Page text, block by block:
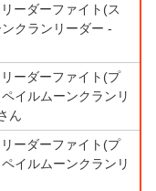
ーダーファイト(ス
クランリーダー -
ーダーファイト(プ
イルムーンクランリ
ん
ーダーファイト(プ
イルムーンクランリ